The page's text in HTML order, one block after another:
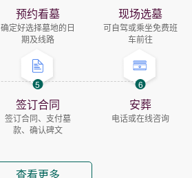
预约看墓
确定好选择墓地的日
期及线路
现场选墓
可自驾或乘坐免费班
车前往
5
签订合同
签订合同、支付墓
款、确认碑文
6
安葬
电话或在线咨询
查看更多